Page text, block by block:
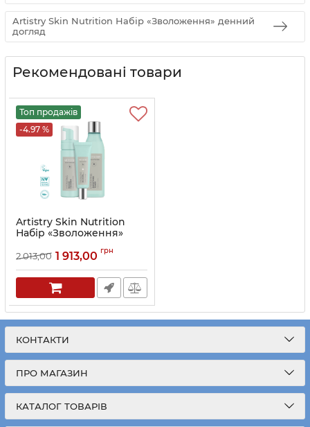
Artistry Skin Nutrition Набір «Зволоження» денний
догляд
Рекомендовані товари
Топ продажів
-4.97 %
Artistry Skin Nutrition
Набір «Зволоження»
Артикул: 124714
2 013,00 1 913,00 грн
КОНТАКТИ
ПРО МАГАЗИН
КАТАЛОГ ТОВАРІВ